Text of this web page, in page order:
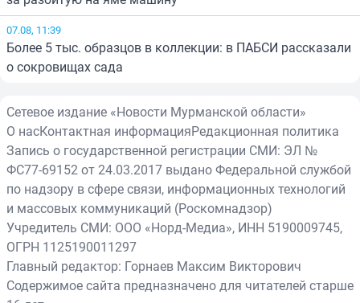
07.08, 11:39
Более 5 тыс. образцов в коллекции: в ПАБСИ рассказали
о сокровищах сада
Сетевое издание «Новости Мурманской области»
О насКонтактная информацияРедакционная политика
Запись о государственной регистрации СМИ: ЭЛ №
ФС77-69152 от 24.03.2017 выдано Федеральной службой
по надзору в сфере связи, информационных технологий
и массовых коммуникаций (Роскомнадзор)
Учредитель СМИ: ООО «Норд-Медиа», ИНН 5190009745,
ОГРН 1125190011297
Главный редактор: Горнаев Максим Викторович
Содержимое сайта предназначено для читателей старше